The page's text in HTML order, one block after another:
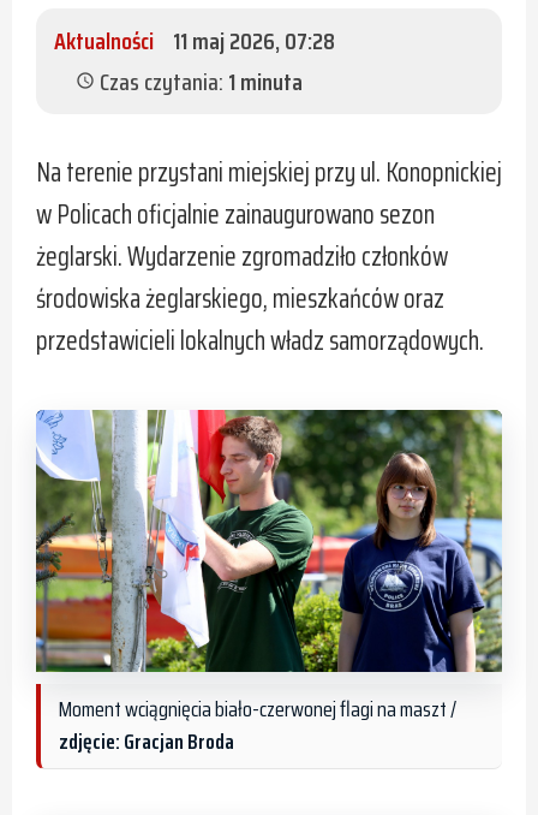
Aktualności 11 maj 2026, 07:28
schedule Czas czytania:1 minuta
Na terenie przystani miejskiej przy ul. Konopnickiej
w Policach oficjalnie zainaugurowano sezon
żeglarski. Wydarzenie zgromadziło członków
środowiska żeglarskiego, mieszkańców oraz
przedstawicieli lokalnych władz samorządowych.
Moment wciągnięcia biało-czerwonej flagi na maszt /
zdjęcie: Gracjan Broda